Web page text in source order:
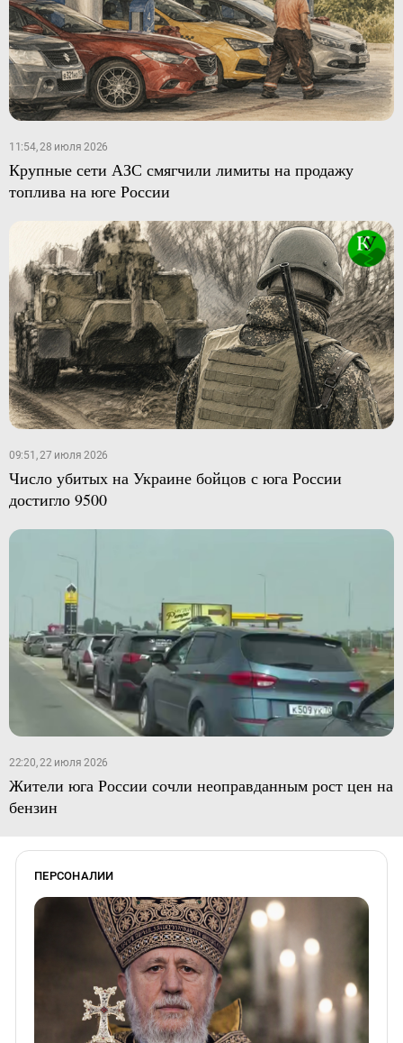
11:54, 28 июля 2026
Крупные сети АЗС смягчили лимиты на продажу
топлива на юге России
09:51, 27 июля 2026
Число убитых на Украине бойцов с юга России
достигло 9500
22:20, 22 июля 2026
Жители юга России сочли неоправданным рост цен на
бензин
ПЕРСОНАЛИИ